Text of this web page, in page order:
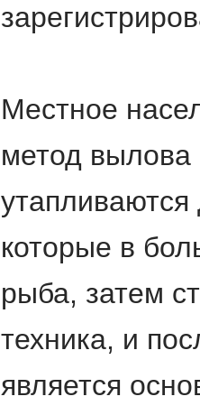
Местное
метод вылова
которые в
рыба, затем
техника, и
является